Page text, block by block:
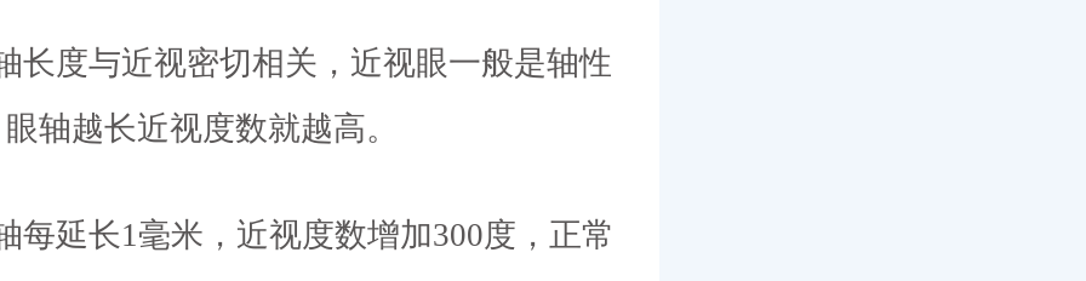
长度与近视密切相关，近视眼一般是轴性
轴越长近视度数就越高。
每延长1毫米，近视度数增加300度，正常